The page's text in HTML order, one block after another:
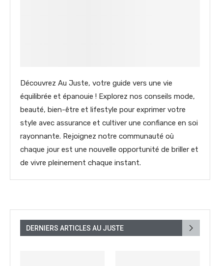
Découvrez Au Juste, votre guide vers une vie
équilibrée et épanouie ! Explorez nos conseils mode,
beauté, bien-être et lifestyle pour exprimer votre
style avec assurance et cultiver une confiance en soi
rayonnante. Rejoignez notre communauté où
chaque jour est une nouvelle opportunité de briller et
de vivre pleinement chaque instant.
DERNIERS ARTICLES AU JUSTE